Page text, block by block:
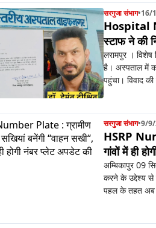
सरगुजा संभाग•16/
Hospital
स्टाफ ने की
लरामपुर । विशेष
है। अस्पताल में
पहुंचा। विवाद
सरगुजा संभाग•9/
HSRP
गांवों में ही
अम्बिकापुर 09
करने के उद्देश्य से
पहल के तहत अब